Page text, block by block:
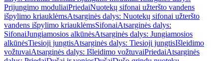
Prijungimo moduliaiPriedaiNuotekų sifonai užteršto vandens
išpylimo kriauklėmsAtsarginės dalys: Nuotekų sifonai užteršto
vandens išpylimo kriauklėmsSifonaiAtsarginės dalys:
SifonaiJungiamosios alkūnėsAtsarginės dalys: Jungiamosios
alkūnėsTiesioji jungtisAtsarginės dalys: Tiesioji jungtisIšleidimo
vožtuvaiAtsarginės dalys: Išleidimo vožtuvaiPriedaiAtsarginės